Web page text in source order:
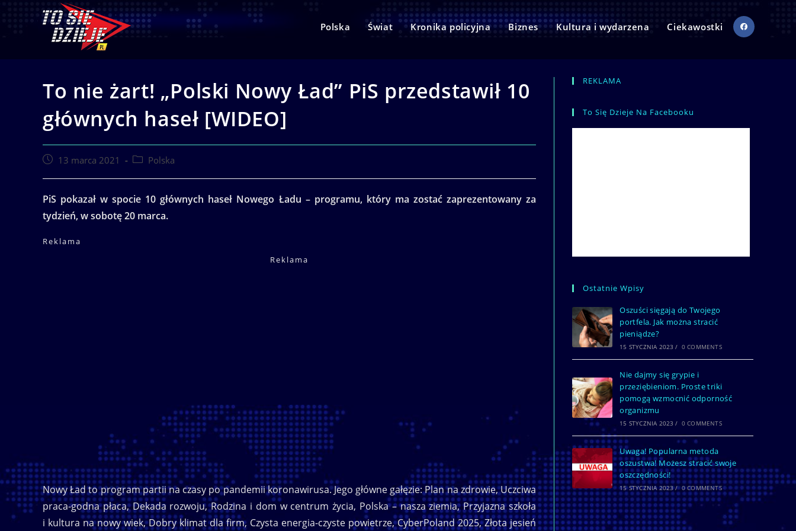
Polska Świat Kronika policyjna Biznes Kultura i wydarzena Ciekawostki
To nie żart! „Polski Nowy Ład” PiS przedstawił 10
głównych haseł [WIDEO]
Post 13 marca 2021
Post Polska
PiS pokazał w spocie 10 głównych haseł Nowego Ładu – programu, który ma zostać zaprezentowany za
tydzień, w sobotę 20 marca.
Reklama
Reklama
Nowy Ład to program partii na czasy po pandemii koronawirusa. Jego główne gałęzie: Plan na zdrowie, Uczciwa
praca-godna płaca, Dekada rozwoju, Rodzina i dom w centrum życia, Polska – nasza ziemia, Przyjazna szkoła
i kultura na nowy wiek, Dobry klimat dla firm, Czysta energia-czyste powietrze, CyberPoland 2025, Złota jesień
REKLAMA
To Się Dzieje Na Facebooku
Ostatnie Wpisy
Oszuści sięgają do Twojego
portfela. Jak można stracić
pieniądze?
15 STYCZNIA 2023 / 0 COMMENTS
Nie dajmy się grypie i
przeziębieniom. Proste triki
pomogą wzmocnić odporność
organizmu
15 STYCZNIA 2023 / 0 COMMENTS
Uwaga! Popularna metoda
oszustwa! Możesz stracić swoje
oszczędności!
15 STYCZNIA 2023 / 0 COMMENTS